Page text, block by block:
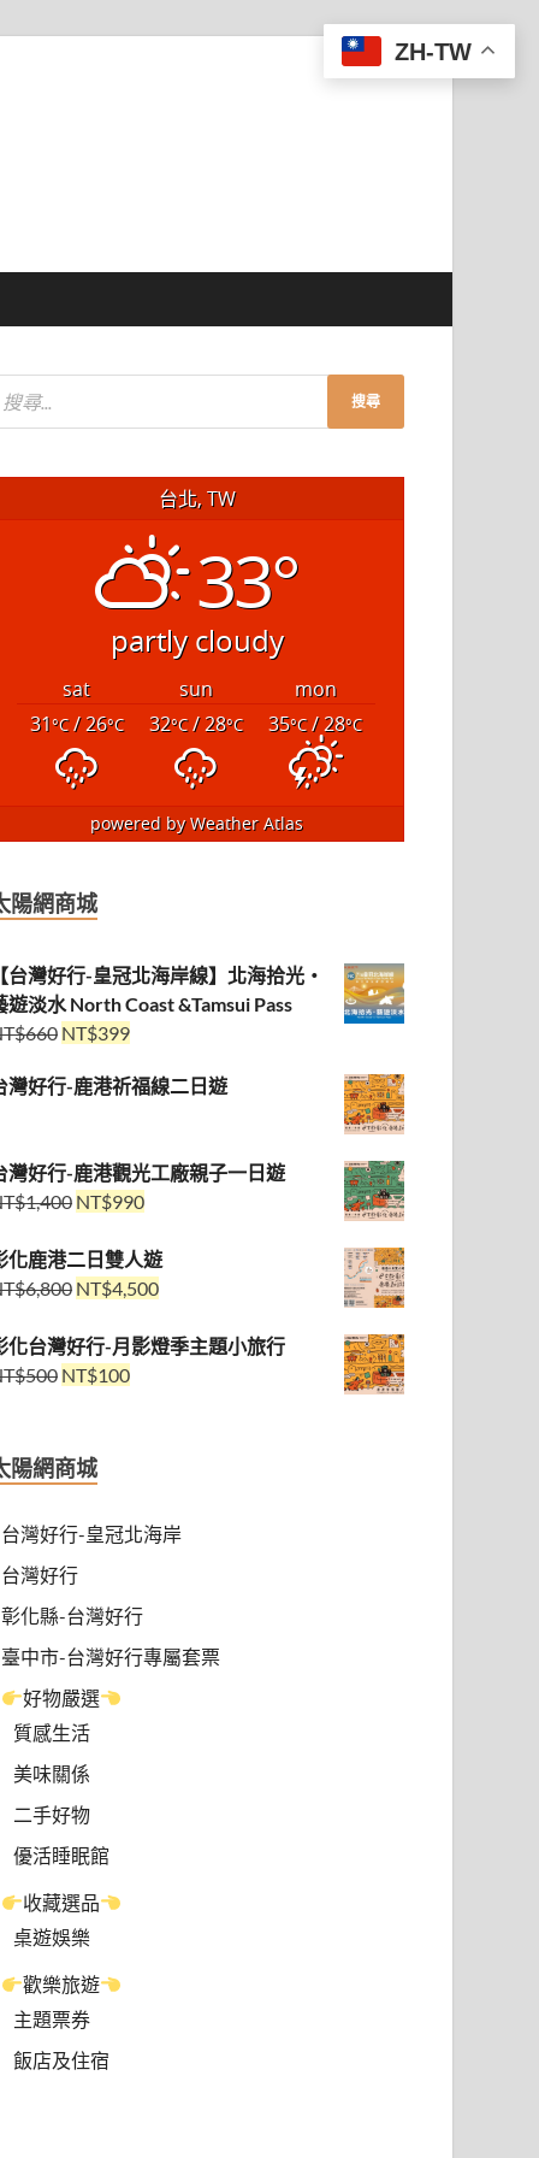
台北, TW
33°
partly cloudy
sat sun
mon
31°C/ 26°C 32°C/ 28°C 35°C/ 28°C
powered byWeather Atlas
陽網商城
台灣好行-皇冠北海岸線】北海拾光・
遊淡水 North Coast &Tamsui Pass
660 NT$399
灣好行-鹿港祈福線二日遊
灣好行-鹿港觀光工廠親子一日遊
1,400 NT$990
化鹿港二日雙人遊
6,800 NT$4,500
化台灣好行-月影燈季主題小旅行
500 NT$100
陽網商城
台灣好行-皇冠北海岸
台灣好行
彰化縣-台灣好行
臺中市-台灣好行專屬套票
好物嚴選
質感生活
美味關係
二手好物
優活睡眠館
收藏選品
桌遊娛樂
歡樂旅遊
主題票券
飯店及住宿
ZH-TW